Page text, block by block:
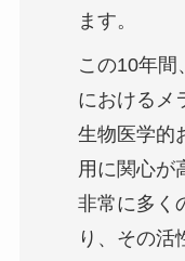
ます。
この10年間
におけるメ
生物医学的
用に関心が
非常に多く
り、その活